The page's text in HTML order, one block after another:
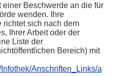
Beschwerde an die für
wenden. Ihre
richtet sich nach dem
Ihrer Arbeit oder der
Liste der
Bereich) mit
Anschriften_Links/a